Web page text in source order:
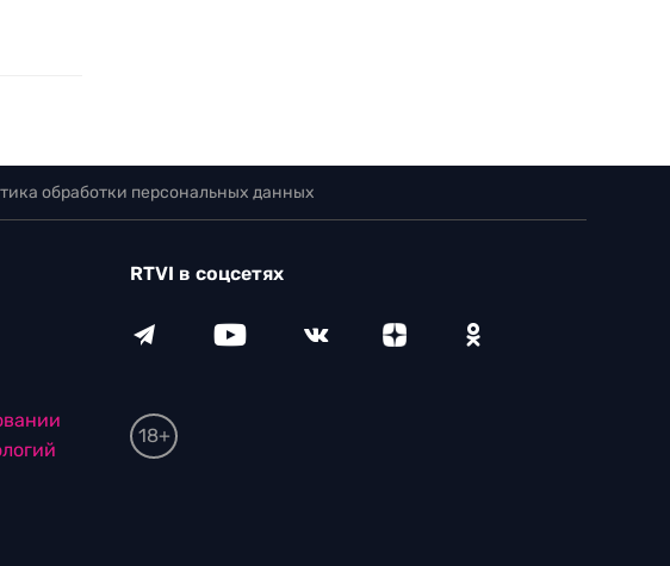
обработки персональных данных
RTVI в соцсетях
18+